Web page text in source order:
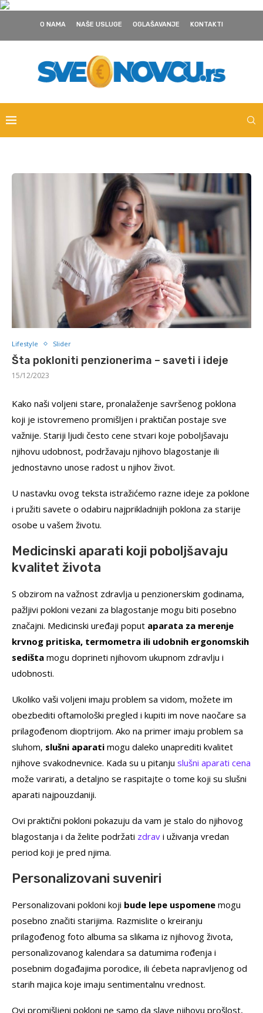
O NAMA NAŠE USLUGE OGLAŠAVANJE KONTAKTI
Lifestyle Slider
Šta pokloniti penzionerima – saveti i ideje
15/12/2023
Kako naši voljeni stare, pronalaženje savršenog poklona
koji je istovremeno promišljen i praktičan postaje sve
važnije. Stariji ljudi često cene stvari koje poboljšavaju
njihovu udobnost, podržavaju njihovo blagostanje ili
jednostavno unose radost u njihov život.
U nastavku ovog teksta istražićemo razne ideje za poklone
i pružiti savete o odabiru najprikladnijih poklona za starije
osobe u vašem životu.
Medicinski aparati koji poboljšavaju
kvalitet života
S obzirom na važnost zdravlja u penzionerskim godinama,
pažljivi pokloni vezani za blagostanje mogu biti posebno
značajni. Medicinski uređaji poput aparata za merenje
krvnog pritiska, termometra ili udobnih ergonomskih
sedišta mogu doprineti njihovom ukupnom zdravlju i
udobnosti.
Ukoliko vaši voljeni imaju problem sa vidom, možete im
obezbediti oftamološki pregled i kupiti im nove naočare sa
prilagođenom dioptrijom. Ako na primer imaju problem sa
sluhom, slušni aparati mogu daleko unaprediti kvalitet
njihove svakodnevnice. Kada su u pitanju slušni aparati cena
može varirati, a detaljno se raspitajte o tome koji su slušni
aparati najpouzdaniji.
Ovi praktični pokloni pokazuju da vam je stalo do njihovog
blagostanja i da želite podržati zdrav i uživanja vredan
period koji je pred njima.
Personalizovani suveniri
Personalizovani pokloni koji bude lepe uspomene mogu
posebno značiti starijima. Razmislite o kreiranju
prilagođenog foto albuma sa slikama iz njihovog života,
personalizovanog kalendara sa datumima rođenja i
posebnim događajima porodice, ili ćebeta napravljenog od
starih majica koje imaju sentimentalnu vrednost.
Ovi promišljeni pokloni ne samo da slave njihovu prošlost,